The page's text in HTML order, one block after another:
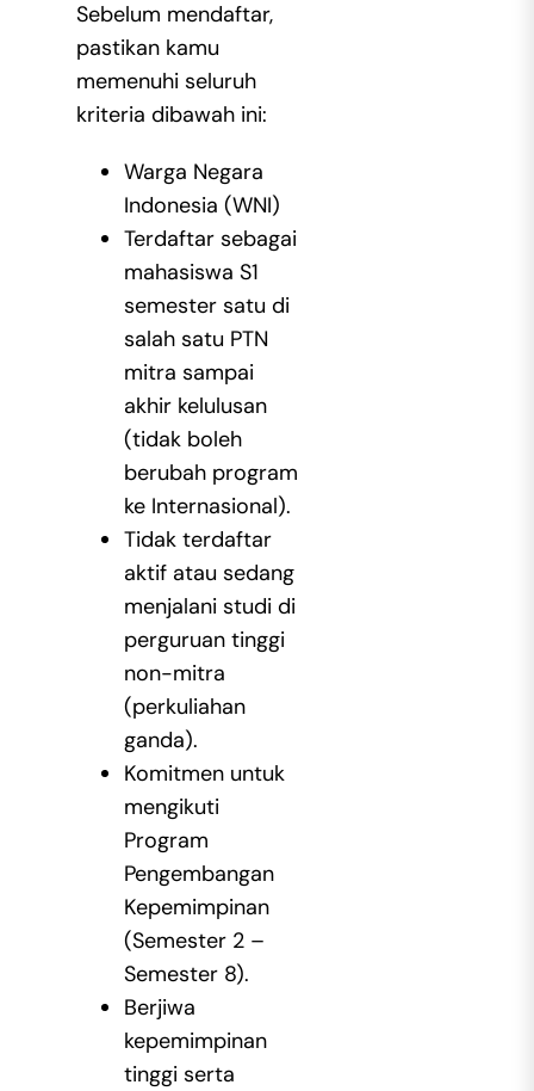
Sebelum mendaftar,
pastikan kamu
memenuhi seluruh
kriteria dibawah ini:
Warga Negara
Indonesia (WNI)
Terdaftar sebagai
mahasiswa S1
semester satu di
salah satu PTN
mitra sampai
akhir kelulusan
(tidak boleh
berubah program
ke Internasional).
Tidak terdaftar
aktif atau sedang
menjalani studi di
perguruan tinggi
non-mitra
(perkuliahan
ganda).
Komitmen untuk
mengikuti
Program
Pengembangan
Kepemimpinan
(Semester 2 –
Semester 8).
Berjiwa
kepemimpinan
tinggi serta